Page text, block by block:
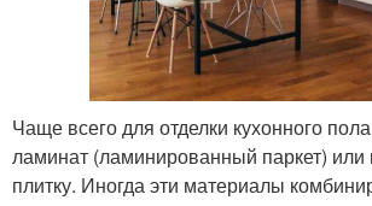
Чаще всего для отделки кухонного
ламинат (ламинированный паркет) или
плитку. Иногда эти материалы